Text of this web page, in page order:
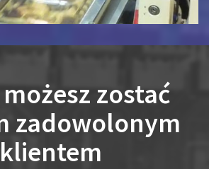
zostać
zadowolonym
klientem